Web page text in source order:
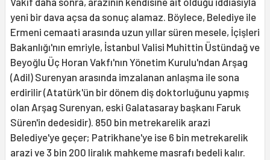
yeni bir dava açsa da sonuç alamaz. Böylece, Belediye ile
Ermeni cemaati arasında uzun yıllar süren mesele, İçişleri
Bakanlığı'nın emriyle, İstanbul Valisi Muhittin Üstündağ ve
Beyoğlu Üç Horan Vakfı'nın Yönetim Kurulu'ndan Arşag
(Adil) Surenyan arasında imzalanan anlaşma ile sona
erdirilir (Atatürk'ün bir dönem diş doktorluğunu yapmış
olan Arşag Surenyan, eski Galatasaray başkanı Faruk
Süren'in dedesidir). 850 bin metrekarelik arazi
Belediye'ye geçer; Patrikhane'ye ise 6 bin metrekarelik
arazi ve 3 bin 200 liralık mahkeme masrafı bedeli kalır.